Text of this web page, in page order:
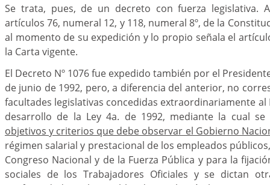
Se trata, pues, de un decreto con fuerza legislativa.
artículos 76, numeral 12, y 118, numeral 8º, de la
al momento de su expedición y lo propio señala el
la Carta vigente.
El Decreto Nº 1076 fue expedido también por el
de junio de 1992, pero, a diferencia del anterior, no
facultades legislativas concedidas extraordinariamente al
desarrollo de la Ley 4a. de 1992, mediante la cual
objetivos y criterios que debe observar el Gobierno
régimen salarial y prestacional de los empleados
Congreso Nacional y de la Fuerza Pública y para la
sociales de los Trabajadores Oficiales y se dictan